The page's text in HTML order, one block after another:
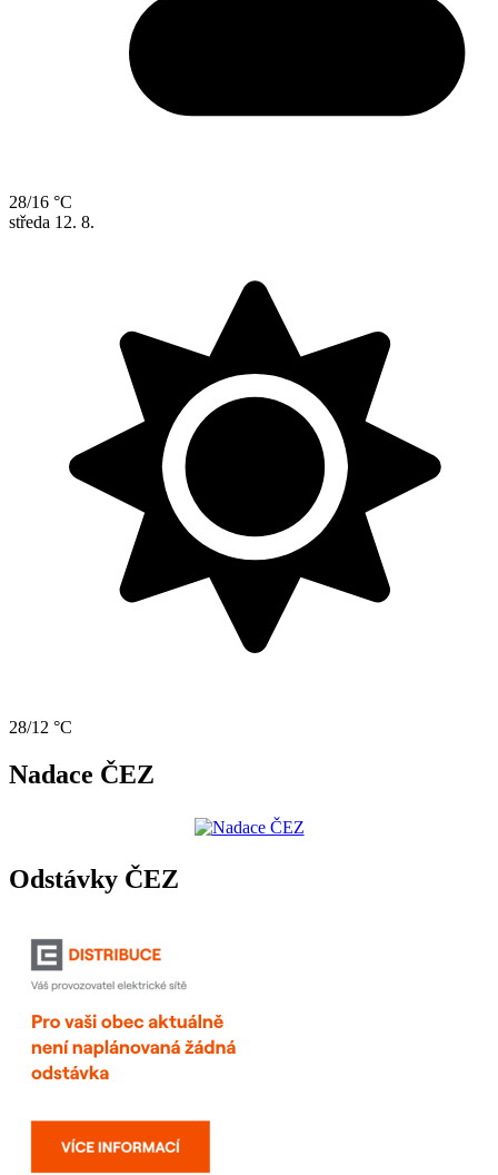
28/16 °C
středa 12. 8.
28/12 °C
Nadace ČEZ
Odstávky ČEZ